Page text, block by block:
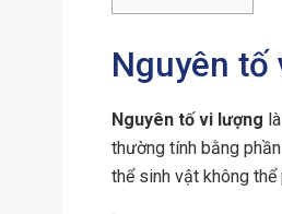
Nguyên tố
Nguyên tố vi lượng
thường tính bằng
thể sinh vật không